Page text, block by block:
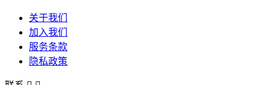
关于我们
加入我们
服务条款
隐私政策